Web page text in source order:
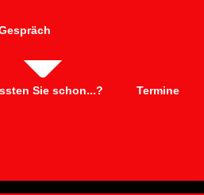
Sie schon...? Termine